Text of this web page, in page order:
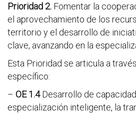
Prioridad 2. Fomentar la
el aprovechamiento de los
territorio y el desarrollo de
clave, avanzando en la
Esta Prioridad se articula a
específico:
– OE 1.4Desarrollo de
especialización inteligente, la